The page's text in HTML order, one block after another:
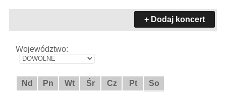
+ Dodaj koncert
Województwo:
Nd Pn Wt Śr Cz Pt
So